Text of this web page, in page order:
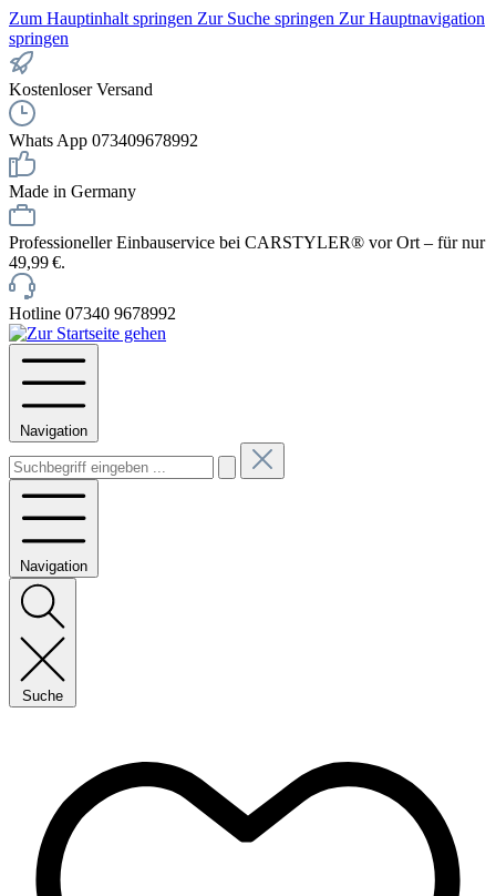
Zum Hauptinhalt springen Zur Suche springen Zur Hauptnavigation
springen
Kostenloser Versand
Whats App 073409678992
Made in Germany
Professioneller Einbauservice bei CARSTYLER® vor Ort – für nur
49,99 €.
Hotline 07340 9678992
Navigation
Navigation
Suche